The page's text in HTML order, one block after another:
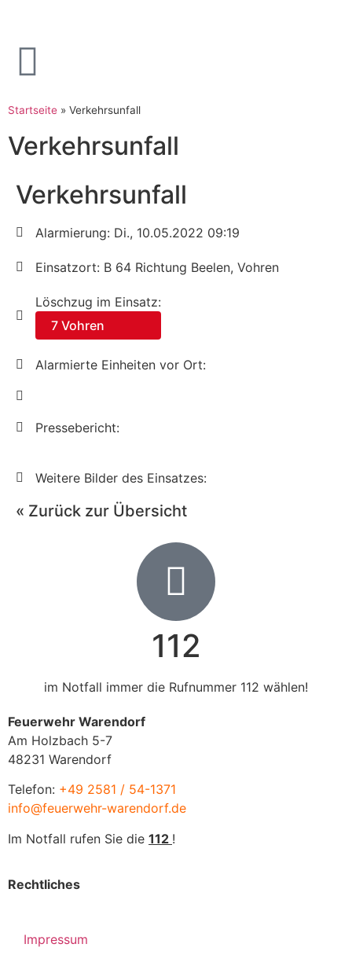
Startseite » Verkehrsunfall
Verkehrsunfall
Verkehrsunfall
Alarmierung: Di., 10.05.2022 09:19
Einsatzort: B 64 Richtung Beelen, Vohren
Löschzug im Einsatz:
7 Vohren
Alarmierte Einheiten vor Ort:
Pressebericht:
Weitere Bilder des Einsatzes:
« Zurück zur Übersicht
112
im Notfall immer die Rufnummer 112 wählen!
Feuerwehr Warendorf
Am Holzbach 5-7
48231 Warendorf
Telefon: +49 2581 / 54-1371
info@feuerwehr-warendorf.de
Im Notfall rufen Sie die 112 !
Rechtliches
Impressum